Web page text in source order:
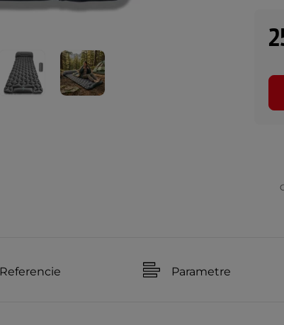
Referencie Parametre